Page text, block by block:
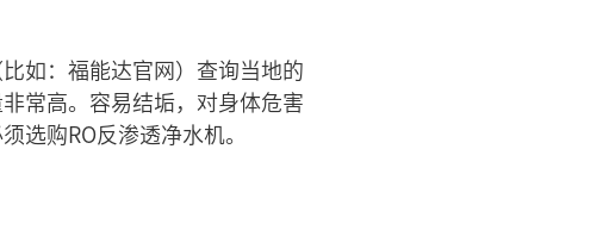
如：福能达官网）查询当地的
常高。容易结垢，对身体危害
选购RO反渗透净水机。